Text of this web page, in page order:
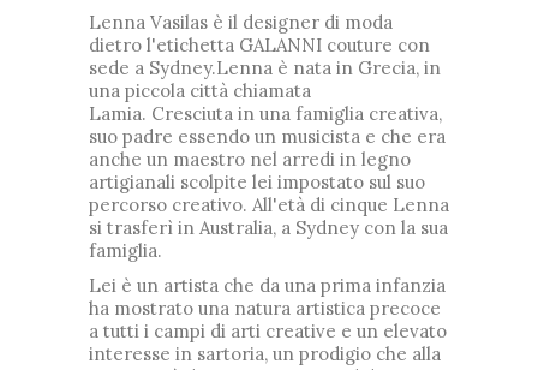
Lenna Vasilas è il designer di moda
dietro l'etichetta GALANNI couture con
sede a Sydney.Lenna è nata in Grecia, in
una piccola città chiamata
Lamia. Cresciuta in una famiglia creativa,
suo padre essendo un musicista e che era
anche un maestro nel arredi in legno
artigianali scolpite lei impostato sul suo
percorso creativo. All'età di cinque Lenna
si trasferì in Australia, a Sydney con la sua
famiglia.
Lei è un artista che da una prima infanzia
ha mostrato una natura artistica precoce
a tutti i campi di arti creative e un elevato
interesse in sartoria, un prodigio che alla